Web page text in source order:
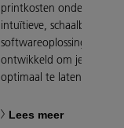
printkosten onder
intuïtieve, schaalbare
softwareoplossing,
ontwikkeld om je Ricoh-
optimaal te laten werken.
Lees meer